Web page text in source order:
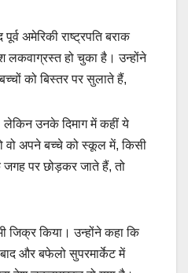
अमेरिकी राष्ट्रपति बराक
लकवाग्रस्त हो चुका है। उन्होंने
को बिस्तर पर सुलाते हैं,
लेकिन उनके दिमाग में कहीं ये
वो अपने बच्चे को स्कूल में, किसी
जगह पर छोड़कर जाते हैं, तो
जिक्र किया। उन्होंने कहा कि
और बफेलो सुपरमार्केट में